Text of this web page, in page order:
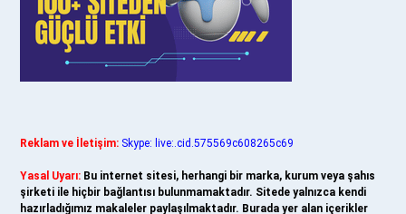
Reklam ve İletişim: Skype: live:.cid.575569c608265c69
Yasal Uyarı: Bu internet sitesi, herhangi bir marka, kurum veya şahıs
şirketi ile hiçbir bağlantısı bulunmamaktadır. Sitede yalnızca kendi
hazırladığımız makaleler paylaşılmaktadır. Burada yer alan içerikler